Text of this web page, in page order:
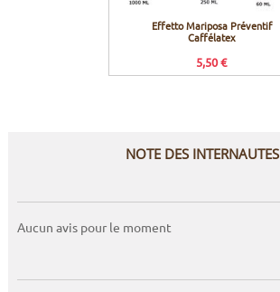
Effetto Mariposa Préventif
Caffélatex
5,50 €
NOTE DES INTERNAUTES
Aucun avis pour le moment